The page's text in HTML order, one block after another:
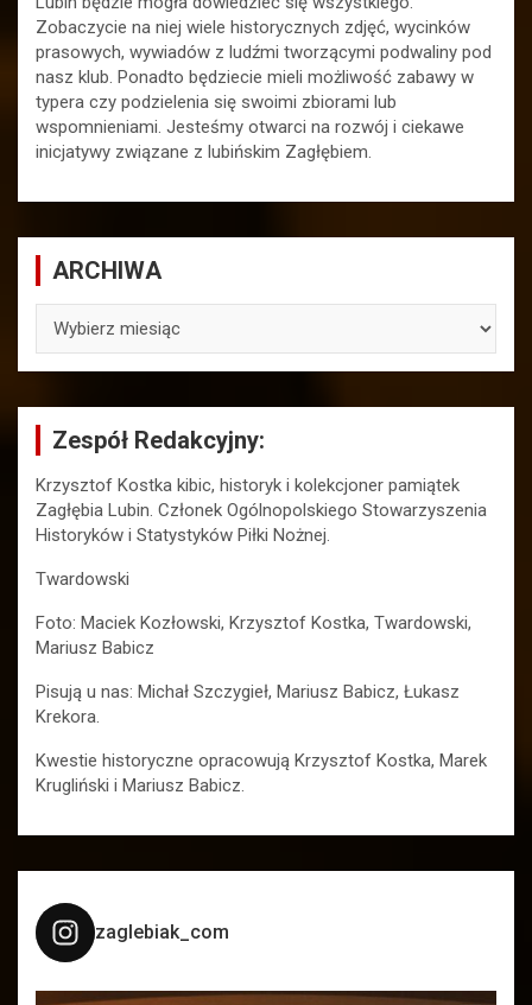
Zobaczycie na niej wiele historycznych zdjęć, wycinków
prasowych, wywiadów z ludźmi tworzącymi podwaliny pod
nasz klub. Ponadto będziecie mieli możliwość zabawy w
typera czy podzielenia się swoimi zbiorami lub
wspomnieniami. Jesteśmy otwarci na rozwój i ciekawe
inicjatywy związane z lubińskim Zagłębiem.
ARCHIWA
Zespół Redakcyjny:
Krzysztof Kostka kibic, historyk i kolekcjoner pamiątek
Zagłębia Lubin. Członek Ogólnopolskiego Stowarzyszenia
Historyków i Statystyków Piłki Nożnej.
Twardowski
Foto: Maciek Kozłowski, Krzysztof Kostka, Twardowski,
Mariusz Babicz
Pisują u nas: Michał Szczygieł, Mariusz Babicz, Łukasz
Krekora.
Kwestie historyczne opracowują Krzysztof Kostka, Marek
Krugliński i Mariusz Babicz.
zaglebiak_com